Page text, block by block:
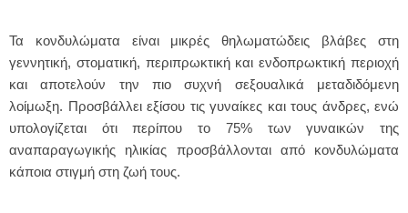
Τα κονδυλώματα είναι μικρές θηλωματώδεις βλάβες στη
γεννητική, στοματική, περιπρωκτική και ενδοπρωκτική περιοχή
και αποτελούν την πιο συχνή σεξουαλικά μεταδιδόμενη
λοίμωξη. Προσβάλλει εξίσου τις γυναίκες και τους άνδρες, ενώ
υπολογίζεται ότι περίπου το 75% των γυναικών της
αναπαραγωγικής ηλικίας προσβάλλονται από κονδυλώματα
κάποια στιγμή στη ζωή τους.